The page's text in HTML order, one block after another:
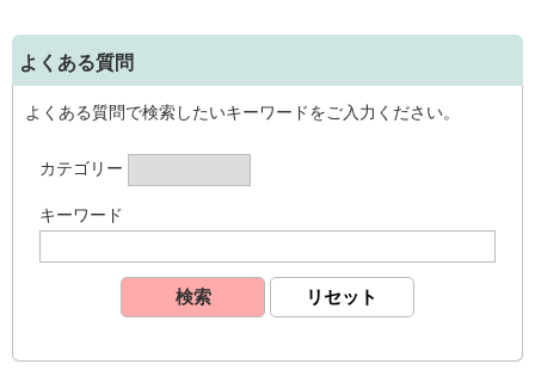
よくある質問
よくある質問で検索したいキーワードをご入力ください。
カテゴリー
キーワード